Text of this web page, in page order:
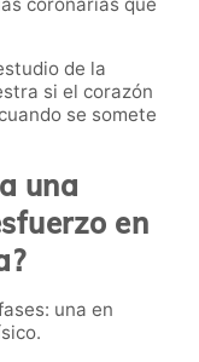
de la
si el corazón
se somete
una
en
una en